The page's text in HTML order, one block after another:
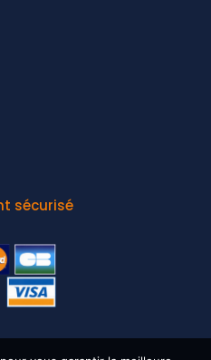
sécurisé